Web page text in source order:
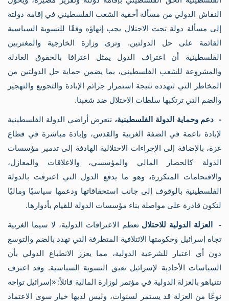
النقاش الدولي من مسألة أحقية الشعب الفلسطيني في إقامة دولته
إلى مسألة دولة تحت الاحتلال يجب إنهاؤه وفقًا للتسوية السياسية
القائمة على حل الدولتين. وترى
وزارة الخارجية والمغتربين
الفلسطينية أن اعتراف الدول يمثل اعترافا بالحقوق العادلة
والمشروعة للشعب الفلسطيني، بما يضمن حماية حل الدولتين من
المخاطر التي تتهدده نتيجة استمرار جرائم الإبادة والتجويع والتهجير
والضم التي ترتكبها سلطات الاحتلال ضد شعبنا.
- دعم وحماية الدولة الفلسطينية، تتعرض أراضي الدولة الفلسطينية
لإبادة ناعمة في الضفة الغربية والقدس، وإبادة مباشرة في قطاع
غزة، بالإضافة إلى الإجراءات الاحتلالية الهادفة إلى تدمير مؤسسات
الدولة كالحصار المالي والمؤسسي، والاغلاقات والمعازل،
والاقتحامات المتكررة، وهو ما يدفع الدول التي اعترفت بالدولة
الفلسطينية بالوقوف إلى جانب استحقاقاتها ودعمها سياسيًا وماليًا
لتكون قادرة على مواصلة بناء مؤسسات الدولة للقيام بأدوارها.
- العزلة الدولية للاحتلال تعظم الاعترافات الدولية، لا سيما الغربية
تجاه إسرائيل وحكومتها الائتلافية المتطرفة التي تهدد بالضم والتوسع
دون أي اعتبار للشرعية الدولية، مما يعزز الانطباع الدولي بأن
السياسات الأحادية لإسرائيل تعيق التسوية السياسية. وقد اعترف
نتنياهو بالعزلة الدولية في مؤتمر لوزارة المالية قائلاً: «إسرائيل تواجه
نوعًا من العزلة قد يستمر لسنوات، وليس لديها خيار سوى الاعتماد